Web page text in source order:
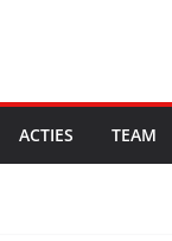
ACTIES TEAM